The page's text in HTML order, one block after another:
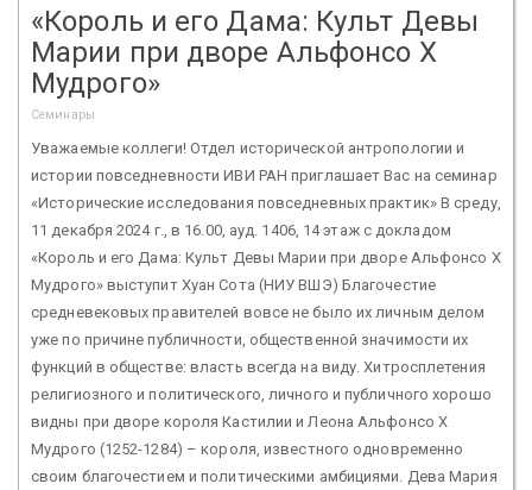
«Король и его Дама: Культ Девы
Марии при дворе Альфонсо Х
Мудрого»
Семинары
Уважаемые коллеги! Отдел исторической антропологии и
истории повседневности ИВИ РАН приглашает Вас на семинар
«Исторические исследования повседневных практик» В среду,
11 декабря 2024 г., в 16.00, ауд. 1406, 14 этаж с докладом
«Король и его Дама: Культ Девы Марии при дворе Альфонсо Х
Мудрого» выступит Хуан Сота (НИУ ВШЭ) Благочестие
средневековых правителей вовсе не было их личным делом
уже по причине публичности, общественной значимости их
функций в обществе: власть всегда на виду. Хитросплетения
религиозного и политического, личного и публичного хорошо
видны при дворе короля Кастилии и Леона Альфонсо Х
Мудрого (1252-1284) – короля, известного одновременно
своим благочестием и политическими амбициями. Дева Мария